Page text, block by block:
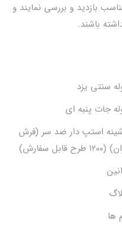
بازدید و بررسی نمایند و
باشند.
سنتی یزد
جات پنبه ای
استپ دار ضد سر (فرش
طرح قابل سفارش)
ها